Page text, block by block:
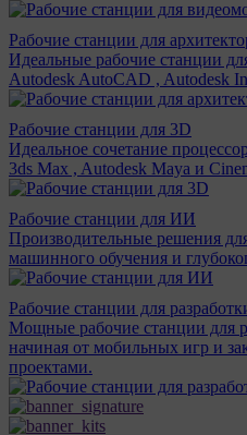
Рабочие станции для
Идеальные рабочие станции
Autodesk AutoCAD , Autodesk
Рабочие станции для 3D
Идеальное сочетание
3ds Max , Autodesk Maya и
Рабочие станции для ИИ
Производительные решения
машинного обучения и
Рабочие станции для
Мощные рабочие станции для
начиная от мобильных игр и
проектами.